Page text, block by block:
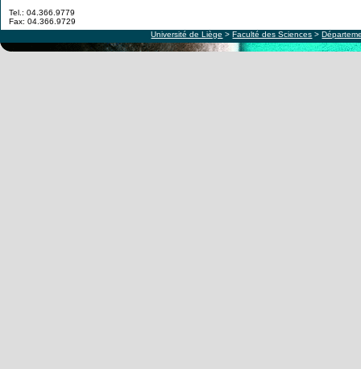
Tel.: 04.366.9779
Fax: 04.366.9729
Université de Liège >Faculté des Sciences >